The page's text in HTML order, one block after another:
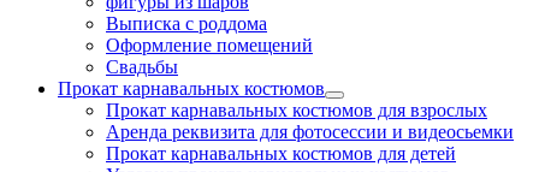
Выписка с роддома
Оформление помещений
Свадьбы
Прокат карнавальных костюмов
Прокат карнавальных костюмов для взрослых
Аренда реквизита для фотосессии и видеосьемки
Прокат карнавальных костюмов для детей